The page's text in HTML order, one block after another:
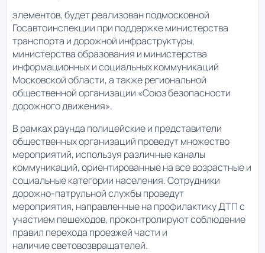
элементов, будет реализован подмосковной
Госавтоинспекции при поддержке министерства
транспорта и дорожной инфраструктуры,
министерства образования и министерства
информационных и социальных коммуникаций
Московской области, а также региональной
общественной организации «Союз безопасности
дорожного движения».
В рамках раунда полицейские и представители
общественных организаций проведут множество
мероприятий, используя различные каналы
коммуникаций, ориентированные на все возрастные и
социальные категории населения. Сотрудники
дорожно-патрульной службы проведут
мероприятия, направленные на профилактику ДТП с
участием пешеходов, проконтролируют соблюдение
правил перехода проезжей части и
наличие световозвращателей.